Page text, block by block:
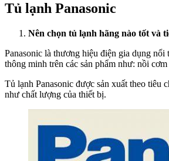
Tủ lạnh Panasonic
Nên chọn tủ lạnh hãng nào tốt và
Panasonic là thương hiệu điện gia dụng
thông minh trên các sản phẩm như: nồi
Tủ lạnh Panasonic được sản xuất theo tiêu
như chất lượng của thiết bị.